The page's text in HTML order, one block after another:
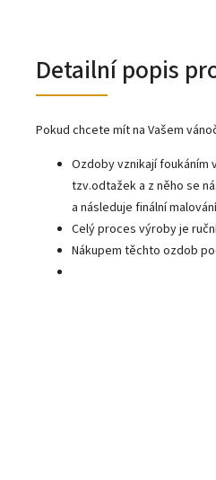
Detailní popis
Pokud chcete mít na Vašem
Ozdoby vznikají foukáním
tzv.odtažek a z něho se
a následuje finální
Celý proces výroby je
Nákupem těchto ozdob